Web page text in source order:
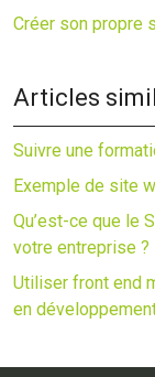
Créer son propre
Articles
Suivre une
Exemple de site
Qu’est-ce que le
votre entreprise ?
Utiliser front end
en